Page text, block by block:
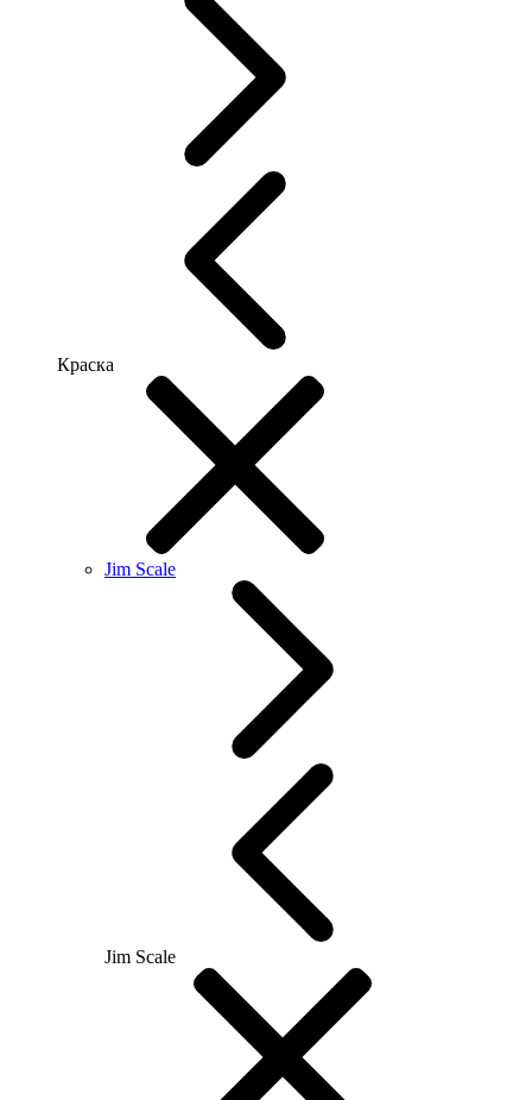
Краска
Jim Scale
Jim Scale